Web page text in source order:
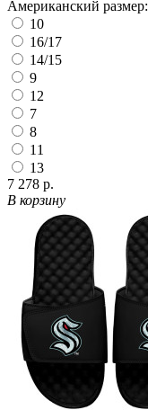
Американский размер:
10
16/17
14/15
9
12
7
8
11
13
7 278 р.
В корзину